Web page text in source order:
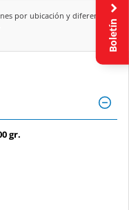
por ubicación y diferente
gr.
Boletín